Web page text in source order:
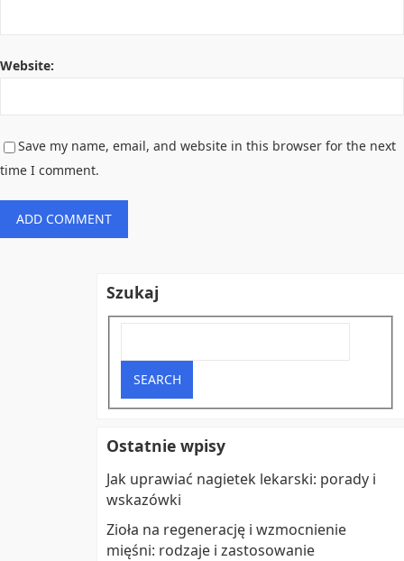
Website:
Save my name, email, and website in this browser for the next
time I comment.
Szukaj
Ostatnie wpisy
Jak uprawiać nagietek lekarski: porady i
wskazówki
Zioła na regenerację i wzmocnienie
mięśni: rodzaje i zastosowanie